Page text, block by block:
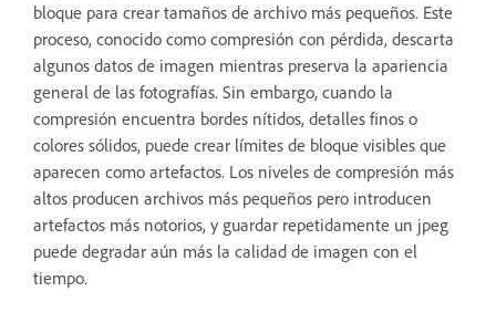
bloque para crear tamaños de archivo más pequeños. Este
proceso, conocido como compresión con pérdida, descarta
algunos datos de imagen mientras preserva la apariencia
general de las fotografías. Sin embargo, cuando la
compresión encuentra bordes nítidos, detalles finos o
colores sólidos, puede crear límites de bloque visibles que
aparecen como artefactos. Los niveles de compresión más
altos producen archivos más pequeños pero introducen
artefactos más notorios, y guardar repetidamente un jpeg
puede degradar aún más la calidad de imagen con el
tiempo.